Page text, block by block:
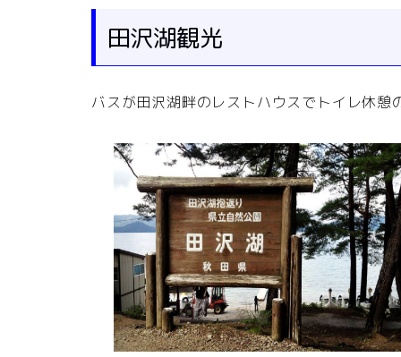
田沢湖観光
バスが田沢湖畔のレストハウスでトイレ休